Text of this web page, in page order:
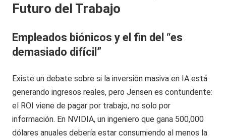
Futuro del Trabajo
Empleados biónicos y el fin del “es
demasiado difícil”
Existe un debate sobre si la inversión masiva en IA está
generando ingresos reales, pero Jensen es contundente:
el ROI viene de pagar por trabajo, no solo por
información. En NVIDIA, un ingeniero que gana 500,000
dólares anuales debería estar consumiendo al menos la